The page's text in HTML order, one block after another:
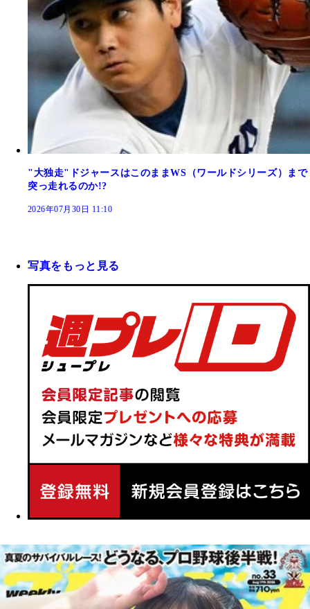
"大独走"ドジャースはこのままWS（ワールドシリーズ）まで
突っ走れるのか!?
2026年07月30日 11:10
写真をもっと見る